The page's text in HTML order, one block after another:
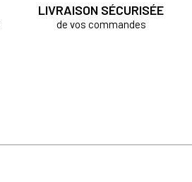
LIVRAISON SÉCURISÉE
de vos commandes